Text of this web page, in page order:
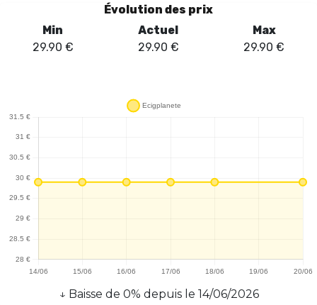
saveurs de manière impressionnante. Lors des tests, il a été
distingue par sa capacité à produire une vapeur dense tout en
aux novices qu'aux vapoteurs expérimentés, cherchant à
explorer des arômes variés. En somme, le San Mini RDA s'affirme
comme un choix judicieux pour ceux qui recherchent un dripper
Évolution des prix
Min
29.90 €
Actuel
29.90 €
Max
29.90 €
↓ Baisse de 0% depuis le 14/06/2026